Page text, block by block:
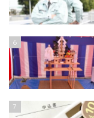
6
7